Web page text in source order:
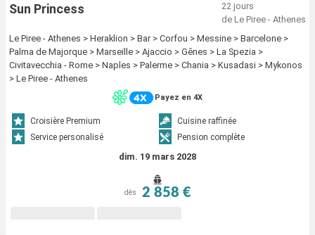
Sun Princess
22 jours
de Le Piree - Athenes
Le Piree - Athenes > Heraklion > Bar > Corfou > Messine > Barcelone >
Palma de Majorque > Marseille > Ajaccio > Gênes > La Spezia >
Civitavecchia - Rome > Naples > Palerme > Chania > Kusadasi > Mykonos
> Le Piree - Athenes
Payez en 4X
Croisière Premium
Cuisine raffinée
Service personalisé
Pension complète
dim. 19 mars 2028
dès 2 858 €